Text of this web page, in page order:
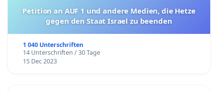
Petition an AUF 1 und andere Medien, die Hetze
gegen den Staat Israel zu beenden
1 040 Unterschriften
14 Unterschriften / 30 Tage
15 Dec 2023